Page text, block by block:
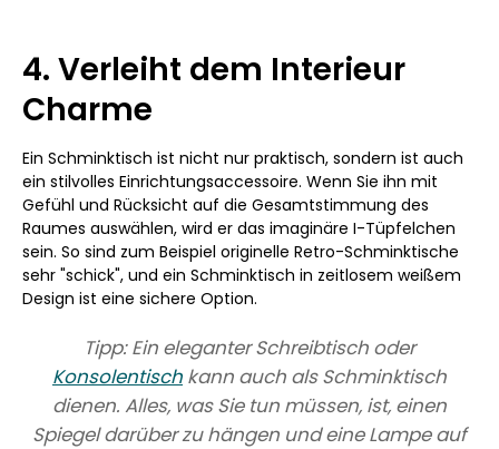
4. Verleiht dem Interieur
Charme
Ein Schminktisch ist nicht nur praktisch, sondern ist auch
ein stilvolles Einrichtungsaccessoire. Wenn Sie ihn mit
Gefühl und Rücksicht auf die Gesamtstimmung des
Raumes auswählen, wird er das imaginäre I-Tüpfelchen
sein. So sind zum Beispiel originelle Retro-Schminktische
sehr "schick", und ein Schminktisch in zeitlosem weißem
Design ist eine sichere Option.
Tipp: Ein eleganter Schreibtisch oder
Konsolentisch kann auch als Schminktisch
dienen. Alles, was Sie tun müssen, ist, einen
Spiegel darüber zu hängen und eine Lampe auf